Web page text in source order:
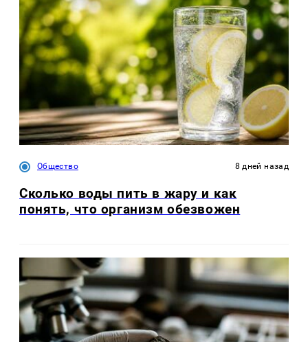
Общество 8 дней назад
Сколько воды пить в жару и как
понять, что организм обезвожен